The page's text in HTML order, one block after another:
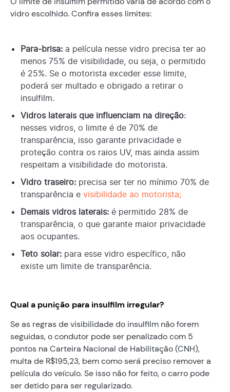
vidro escolhido. Confira esses limites:
Para-brisa: a película nesse vidro precisa ter ao
menos 75% de visibilidade, ou seja, o permitido
é 25%. Se o motorista exceder esse limite,
poderá ser multado e obrigado a retirar o
insulfilm.
Vidros laterais que influenciam na direção:
nesses vidros, o limite é de 70% de
transparência, isso garante privacidade e
proteção contra os raios UV, mas ainda assim
respeitam a visibilidade do motorista.
Vidro traseiro: precisa ser ter no mínimo 70% de
transparência e visibilidade ao motorista;
Demais vidros laterais: é permitido 28% de
transparência, o que garante maior privacidade
aos ocupantes.
Teto solar: para esse vidro específico, não
existe um limite de transparência.
Qual a punição para insulfilm irregular?
Se as regras de visibilidade do insulfilm não forem
seguidas, o condutor pode ser penalizado com 5
pontos na Carteira Nacional de Habilitação (CNH),
multa de R$195,23, bem como será preciso remover a
película do veículo. Se isso não for feito, o carro pode
ser detido para ser regularizado.